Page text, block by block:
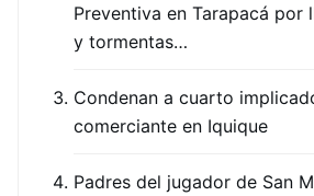
Preventiva en Tarapacá por
y tormentas…
Condenan a cuarto
comerciante en Iquique
Padres del jugador de San